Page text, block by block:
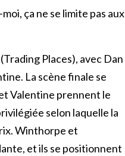
ça ne se limite pas aux
Places), avec Dan
La scène finale se
Valentine prennent le
selon laquelle la
Winthorpe et
et ils se positionnent